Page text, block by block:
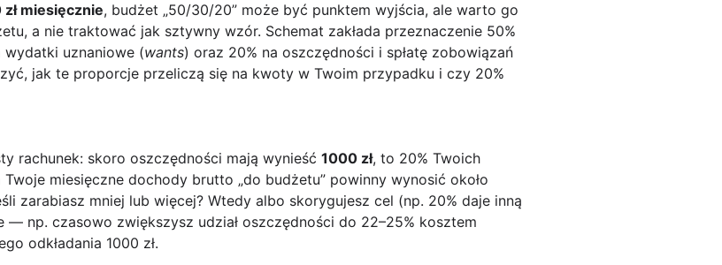
miesięcznie, budżet „50/30/20” może być punktem wyjścia, ale warto go
a nie traktować jak sztywny wzór. Schemat zakłada przeznaczenie 50%
wydatki uznaniowe (wants) oraz 20% na oszczędności i spłatę zobowiązań
jak te proporcje przeliczą się na kwoty w Twoim przypadku i czy 20%
rachunek: skoro oszczędności mają wynieść 1000 zł, to 20% Twoich
miesięczne dochody brutto „do budżetu” powinny wynosić około
zarabiasz mniej lub więcej? Wtedy albo skorygujesz cel (np. 20% daje inną
np. czasowo zwiększysz udział oszczędności do 22–25% kosztem
odkładania 1000 zł.